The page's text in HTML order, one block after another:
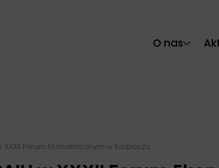
O nas
XXXII Forum Ekonomicznym w Karpaczu